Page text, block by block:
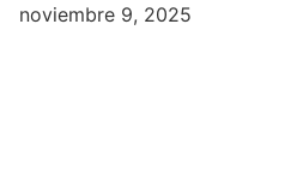
noviembre 9, 2025